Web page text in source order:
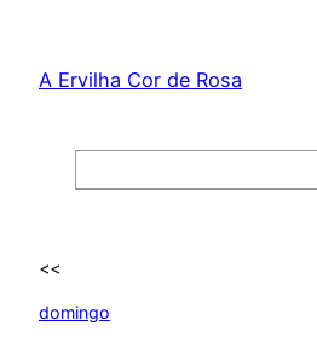
content
A Ervilha Cor de Rosa
<<
domingo